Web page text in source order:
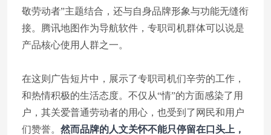
敬劳动者”主题结合，还与自身品牌形象与功能无缝衔
接。腾讯地图作为导航软件，专职司机群体可以说是
产品核心使用人群之一。
在这则广告短片中，展示了专职司机们辛劳的工作，
和热情积极的生活态度。不仅从“情”的方面感染了用
户，其关爱普通劳动者的用心，也受到了网民和用户
们赞誉。 然而品牌的人文关怀不能只停留在口头上，